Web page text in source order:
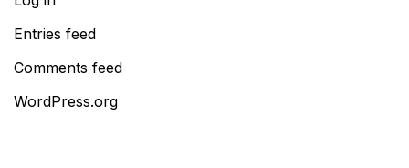
Entries feed
Comments feed
WordPress.org